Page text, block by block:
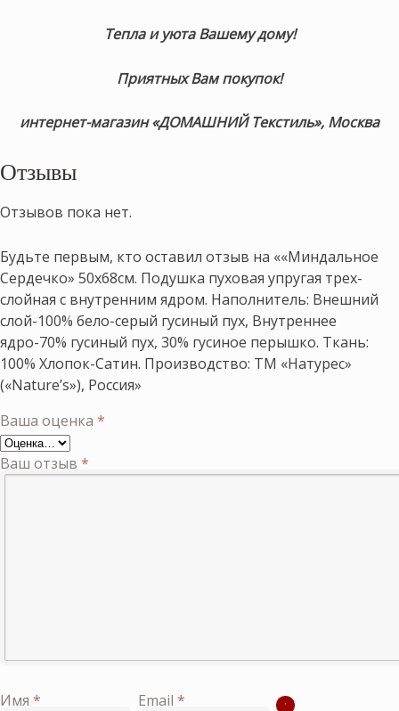
Тепла и уюта Вашему дому!
Приятных Вам покупок!
интернет-магазин «ДОМАШНИЙ Текстиль», Москва
Отзывы
Отзывов пока нет.
Будьте первым, кто оставил отзыв на ««Миндальное
Сердечко» 50х68см. Подушка пуховая упругая трех-
слойная с внутренним ядром. Наполнитель: Внешний
слой-100% бело-серый гусиный пух, Внутреннее
ядро-70% гусиный пух, 30% гусиное перышко. Ткань:
100% Хлопок-Сатин. Производство: ТМ «Натурес»
(«Nature’s»), Россия»
Ваша оценка *
Ваш отзыв *
Имя * Email *